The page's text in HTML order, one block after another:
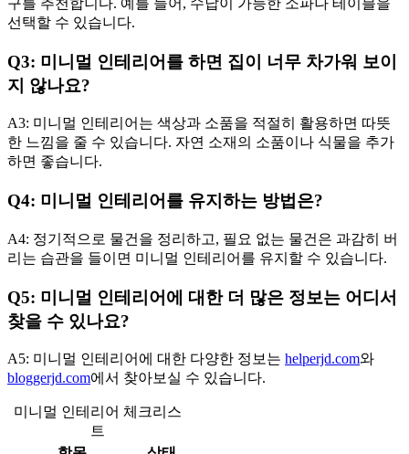
구를 추천합니다. 예를 들어, 수납이 가능한 소파나 테이블을
선택할 수 있습니다.
Q3: 미니멀 인테리어를 하면 집이 너무 차가워 보이
지 않나요?
A3: 미니멀 인테리어는 색상과 소품을 적절히 활용하면 따뜻
한 느낌을 줄 수 있습니다. 자연 소재의 소품이나 식물을 추가
하면 좋습니다.
Q4: 미니멀 인테리어를 유지하는 방법은?
A4: 정기적으로 물건을 정리하고, 필요 없는 물건은 과감히 버
리는 습관을 들이면 미니멀 인테리어를 유지할 수 있습니다.
Q5: 미니멀 인테리어에 대한 더 많은 정보는 어디서
찾을 수 있나요?
A5: 미니멀 인테리어에 대한 다양한 정보는 helperjd.com와
bloggerjd.com에서 찾아보실 수 있습니다.
미니멀 인테리어 체크리스
트